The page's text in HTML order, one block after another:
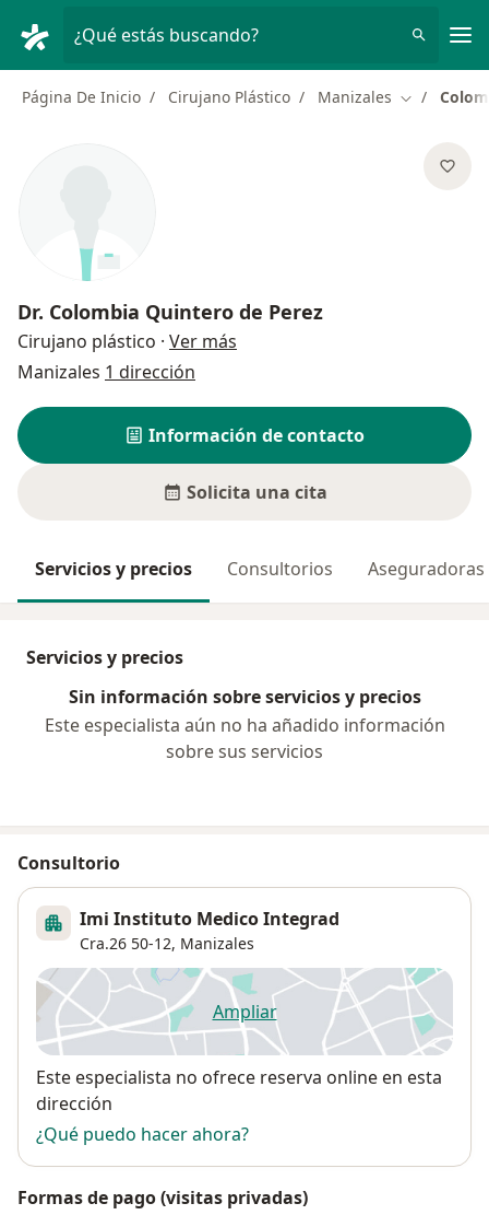
¿Qué estás buscando?
Página De Inicio Cirujano Plástico Manizales Cambiar
Dr. Colombia Quintero de Perez
Cirujano plástico · Ver más
Manizales 1 dirección
Información de contacto
Solicita una cita
Servicios y precios Consultorios Aseguradoras
Servicios y precios
Sin información sobre servicios y precios
Este especialista aún no ha añadido información
sobre sus servicios
Consultorio
Imi Instituto Medico Integrad
Cra.26 50-12, Manizales
Ampliarse abre en una nueva
Disponibilidad
Este especialista no ofrece reserva online en esta
dirección
¿Qué puedo hacer ahora?
Formas de pago (visitas privadas)